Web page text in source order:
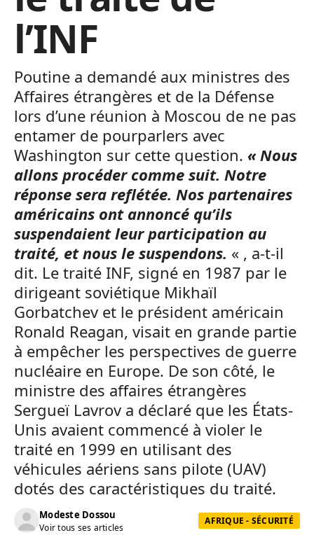
l’INF
Poutine a demandé aux ministres des
Affaires étrangères et de la Défense
lors d’une réunion à Moscou de ne pas
entamer de pourparlers avec
Washington sur cette question. « Nous
allons procéder comme suit. Notre
réponse sera reflétée. Nos partenaires
américains ont annoncé qu’ils
suspendaient leur participation au
traité, et nous le suspendons. « , a-t-il
dit. Le traité INF, signé en 1987 par le
dirigeant soviétique Mikhaïl
Gorbatchev et le président américain
Ronald Reagan, visait en grande partie
à empêcher les perspectives de guerre
nucléaire en Europe. De son côté, le
ministre des affaires étrangères
Sergueï Lavrov a déclaré que les États-
Unis avaient commencé à violer le
traité en 1999 en utilisant des
véhicules aériens sans pilote (UAV)
dotés des caractéristiques du traité.
Modeste Dossou
Voir tous ses articles
AFRIQUE - SÉCURITÉ